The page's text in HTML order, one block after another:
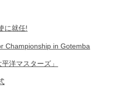
に就任!
Championship in Gotemba
洋マスターズ」